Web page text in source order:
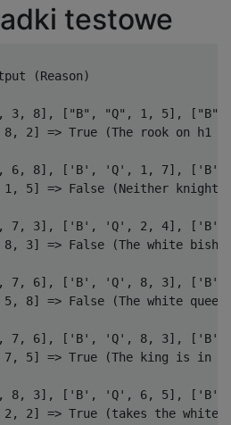
testowe
(Reason)
3, 8], ["B", "Q", 1, 5],
2] => True (The rook on h1
6, 8], ['B', 'Q', 1, 7], ['B',
5] => False (Neither knight
7, 3], ['B', 'Q', 2, 4], ['B',
3] => False (The white
7, 6], ['B', 'Q', 8, 3], ['B',
8] => False (The white
7, 6], ['B', 'Q', 8, 3], ['B',
5] => True (The king is in
8, 3], ['B', 'Q', 6, 5], ['B',
2] => True (takes the white